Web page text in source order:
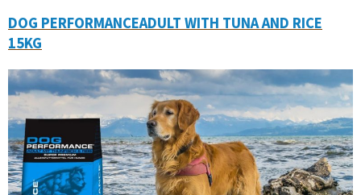
DOG PERFORMANCEADULT WITH TUNA AND RICE
15KG